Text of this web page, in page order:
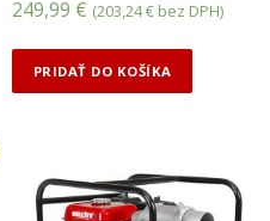
249,99 € (203,24€ bez DPH)
PRIDAŤ DO KOŠÍKA